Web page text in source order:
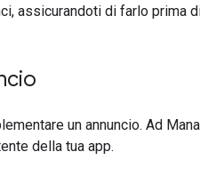
assicurandoti di farlo prima
un annuncio. Ad
della tua app.